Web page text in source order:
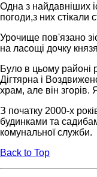
Одна з найдавніших
погоди,з них
Урочище пов'язано
на ласощі дочку
Було в цьому районі
Дігтярна і
храм, але він згорів.
З початку 2000-х
будинками та
комунальної служби.
Back to Top